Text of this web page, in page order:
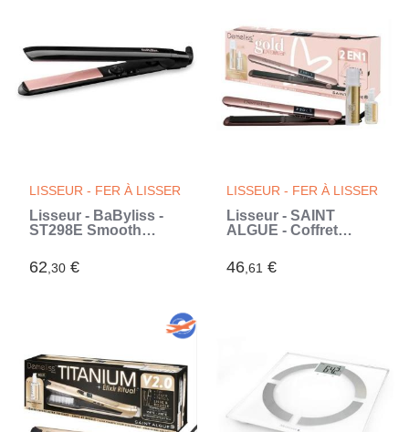
LISSEUR - FER À LISSER
Lisseur - BaByliss -
ST298E Smooth
Plaques extra-
longues - Quartz
62,30 €
LISSEUR - FER À LISSER
Lisseur - SAINT
ALGUE - Coffret
2 en 1 - Lisse &
Boucle - Jusqu'a
46,61 €